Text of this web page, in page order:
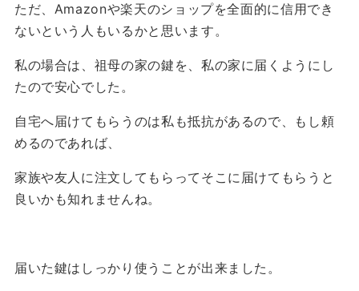
ただ、Amazonや楽天のショップを全面的に信用でき
ないという人もいるかと思います。
私の場合は、祖母の家の鍵を、私の家に届くようにし
たので安心でした。
自宅へ届けてもらうのは私も抵抗があるので、もし頼
めるのであれば、
家族や友人に注文してもらってそこに届けてもらうと
良いかも知れませんね。
届いた鍵はしっかり使うことが出来ました。